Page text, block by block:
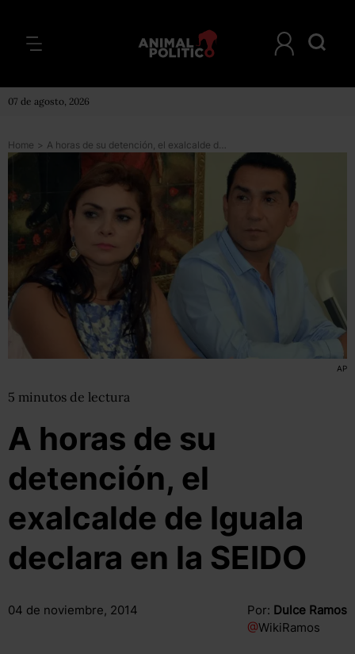
07 de agosto, 2026
Home > A horas de su detención, el exalcalde de Iguala declara en la SEIDO
AP
5 minutos de lectura
A horas de su
detención, el
exalcalde de Iguala
declara en la SEIDO
04 de noviembre, 2014 Por: Dulce Ramos
@WikiRamos